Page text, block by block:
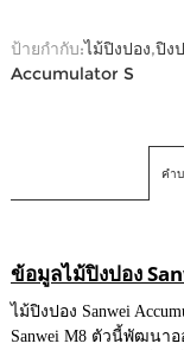
ป้ายกำกับ:ไม้ปิงปอง,ปิง
Accumulator S
คำ
ข้อมูลไม้ปิงปอง
ไม้ปิงปอง Sanwei
Sanwei M8 ตัวนี้พัฒนา